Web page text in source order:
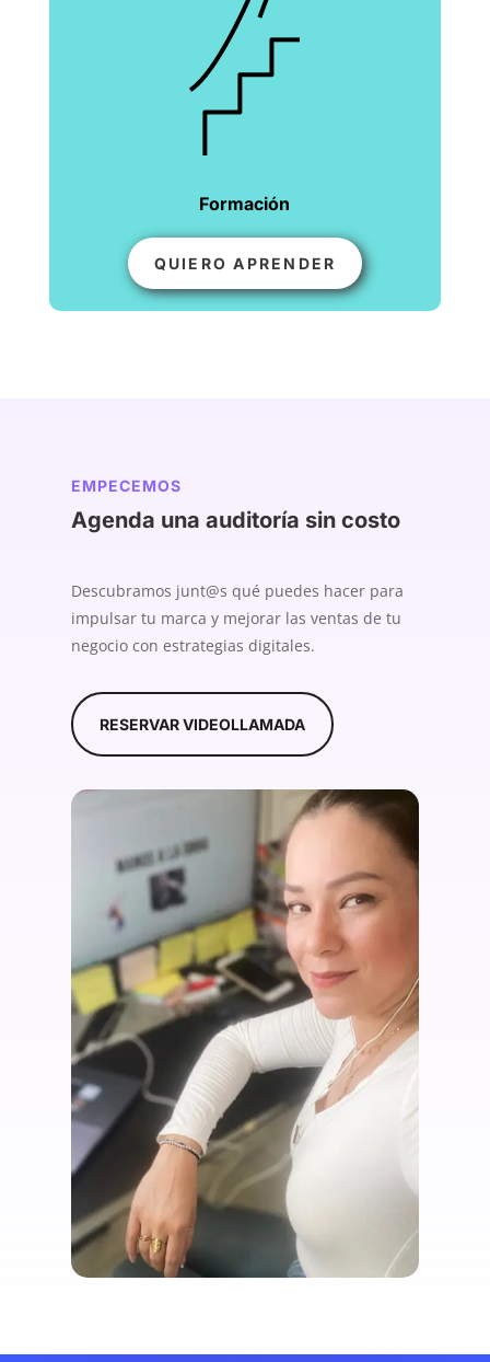
Formación
QUIERO APRENDER
EMPECEMOS
Agenda una auditoría sin costo
Descubramos junt@s qué puedes hacer para
impulsar tu marca y mejorar las ventas de tu
negocio con estrategias digitales.
RESERVAR VIDEOLLAMADA